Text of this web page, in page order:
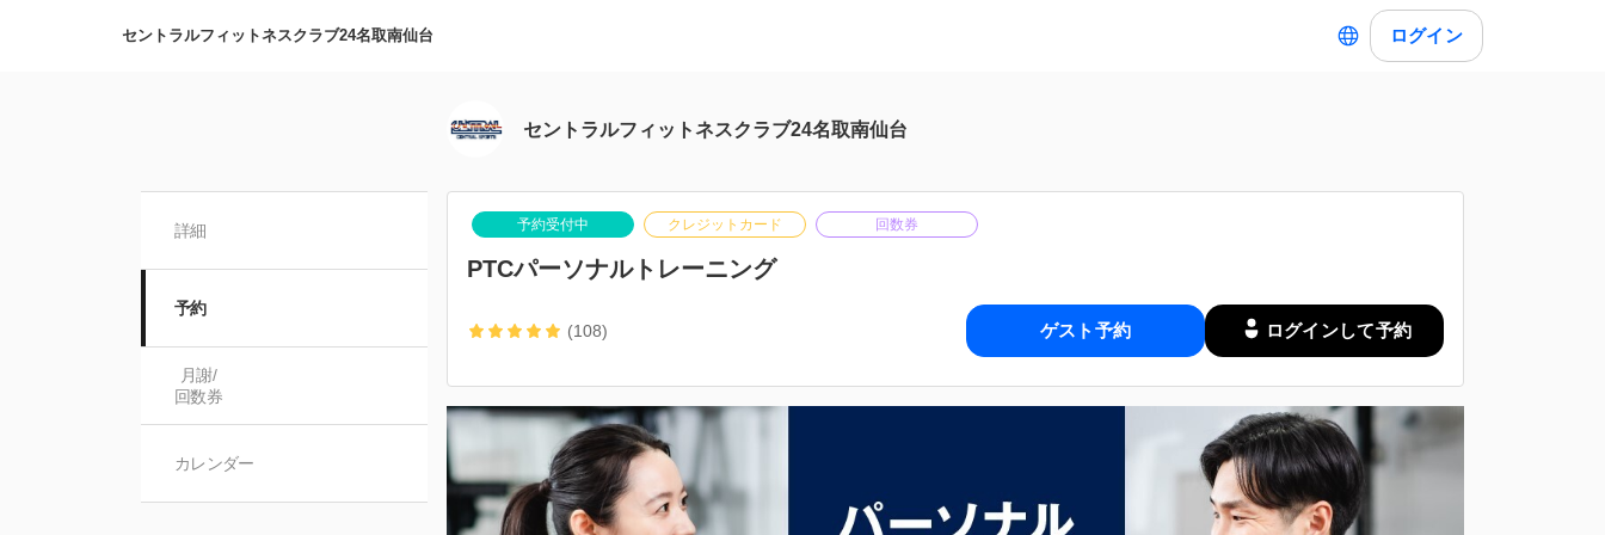
セントラルフィットネスクラブ24名取南仙台 ログイン
セントラルフィットネスクラブ24名取南仙台
詳細
予約
月謝/
回数券
カレンダー
予約受付中 クレジットカード 回数券
PTCパーソナルトレーニング
(108) ゲスト予約 ログインして予約